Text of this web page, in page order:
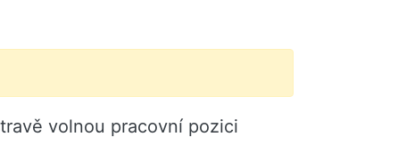
volnou pracovní pozici